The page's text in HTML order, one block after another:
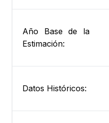
Año Base de la
Estimación:
Datos Históricos: